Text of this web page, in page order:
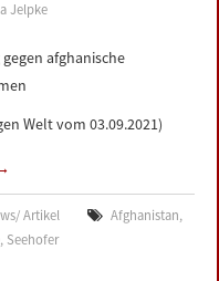
Jelpke
afghanische
Welt vom 03.09.2021)
Artikel Afghanistan,
, Seehofer